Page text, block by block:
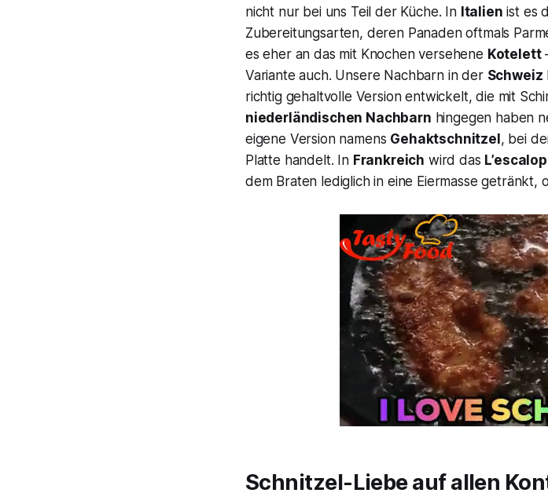
nicht nur bei uns Teil der Küche. In Italien ist es
Zubereitungsarten, deren Panaden oftmals
es eher an das mit Knochen versehene Kotelett
Variante auch. Unsere Nachbarn in der Schweiz
richtig gehaltvolle Version entwickelt, die mit
niederländischen Nachbarn hingegen haben
eigene Version namens Gehaktschnitzel , bei
Platte handelt. In Frankreich wird das
dem Braten lediglich in eine Eiermasse getränkt,
Schnitzel-Liebe auf allen